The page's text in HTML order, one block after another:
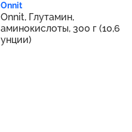
Onnit
Onnit, Глутамин,
аминокислоты, 300 г (10,6
унции)